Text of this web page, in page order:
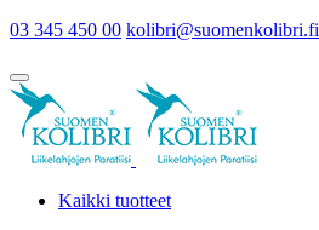
03 345 450 00 kolibri@suomenkolibri.fi
Kaikki tuotteet